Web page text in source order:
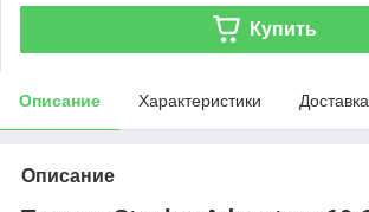
Купить
Описание Характеристики Доставка
Описание